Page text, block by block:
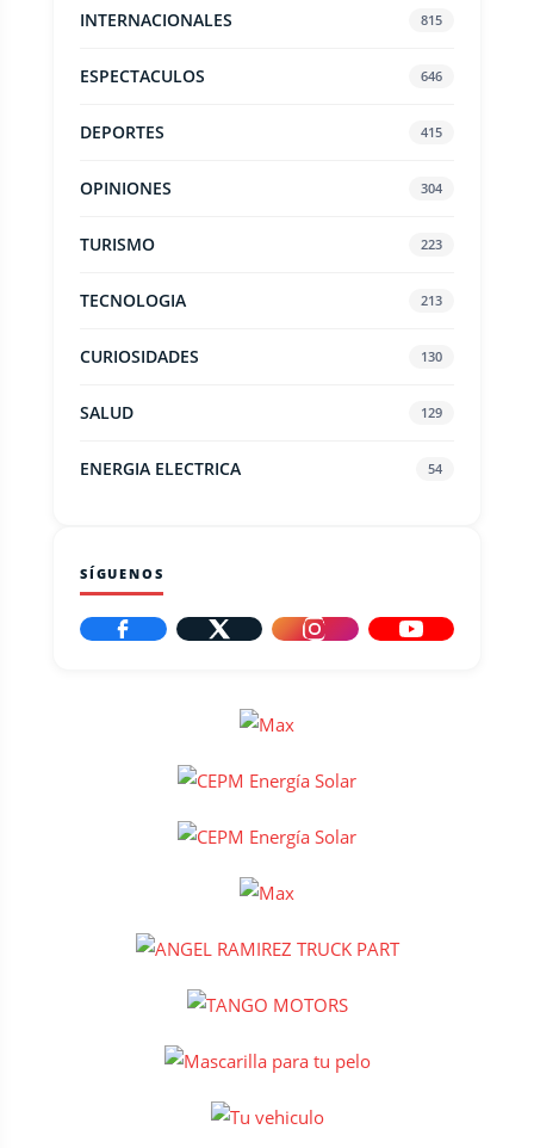
INTERNACIONALES 815
ESPECTACULOS 646
DEPORTES 415
OPINIONES 304
TURISMO 223
TECNOLOGIA 213
CURIOSIDADES 130
SALUD 129
ENERGIA ELECTRICA 54
SÍGUENOS